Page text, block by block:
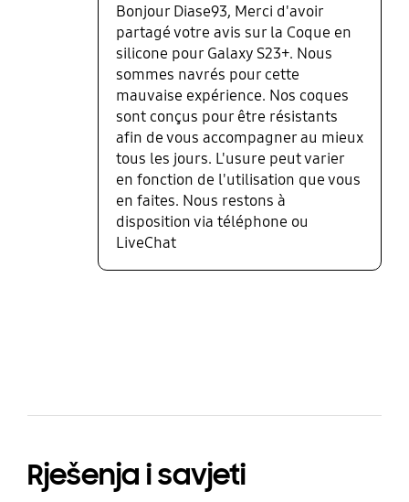
Bonjour Diase93, Merci d'avoir
partagé votre avis sur la Coque en
silicone pour Galaxy S23+. Nous
sommes navrés pour cette
mauvaise expérience. Nos coques
sont conçus pour être résistants
afin de vous accompagner au mieux
tous les jours. L'usure peut varier
en fonction de l'utilisation que vous
en faites. Nous restons à
disposition via téléphone ou
LiveChat
Rješenja i savjeti